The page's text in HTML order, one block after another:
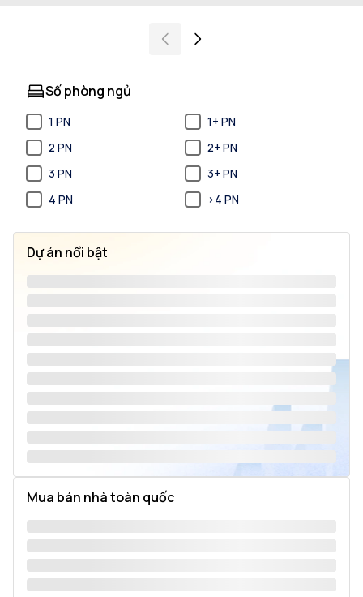
Số phòng ngủ
1 PN
1+ PN
2 PN
2+ PN
3 PN
3+ PN
4 PN
>4 PN
Dự án nổi bật
Mua bán nhà toàn quốc